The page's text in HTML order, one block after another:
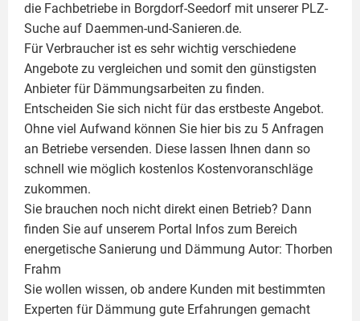
die Fachbetriebe in Borgdorf-Seedorf mit unserer PLZ-
Suche auf Daemmen-und-Sanieren.de.
Für Verbraucher ist es sehr wichtig verschiedene
Angebote zu vergleichen und somit den günstigsten
Anbieter für Dämmungsarbeiten zu finden.
Entscheiden Sie sich nicht für das erstbeste Angebot.
Ohne viel Aufwand können Sie hier bis zu 5 Anfragen
an Betriebe versenden. Diese lassen Ihnen dann so
schnell wie möglich kostenlos Kostenvoranschläge
zukommen.
Sie brauchen noch nicht direkt einen Betrieb? Dann
finden Sie auf unserem Portal Infos zum Bereich
energetische Sanierung und Dämmung Autor: Thorben
Frahm
Sie wollen wissen, ob andere Kunden mit bestimmten
Experten für Dämmung gute Erfahrungen gemacht